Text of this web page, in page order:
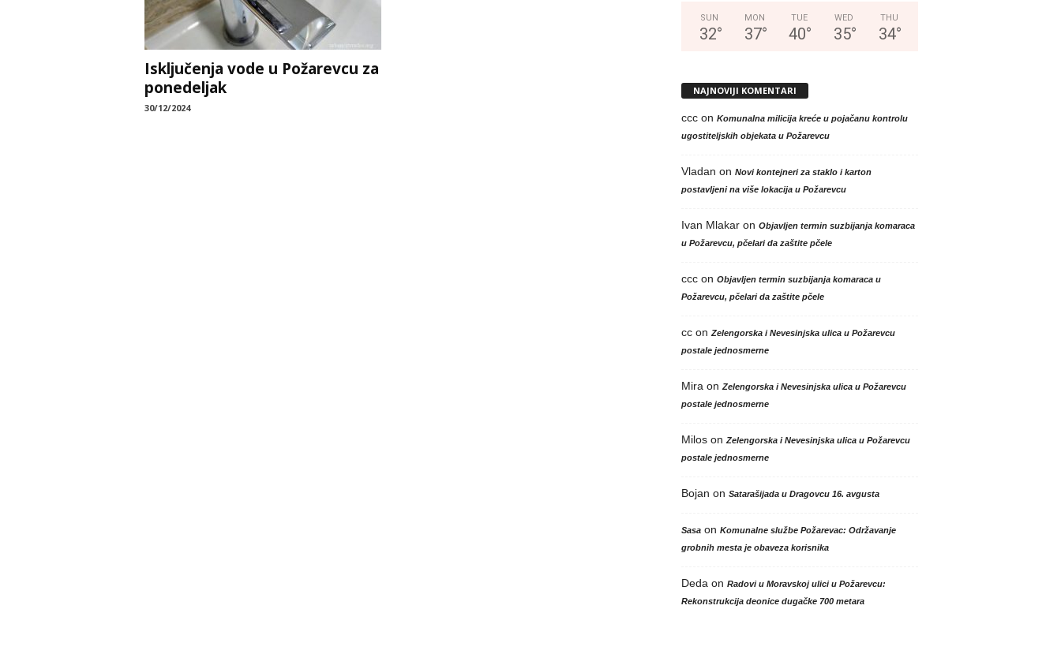
Isključenja vode u Požarevcu za
ponedeljak
30/12/2024
SUN
32°
MON
37°
TUE
40°
WED
35°
THU
34°
NAJNOVIJI KOMENTARI
cccon Komunalna milicija kreće u pojačanu kontrolu
ugostiteljskih objekata u Požarevcu
Vladan on Novi kontejneri za staklo i karton
postavljeni na više lokacija u Požarevcu
Ivan Mlakaron Objavljen termin suzbijanja komaraca
u Požarevcu, pčelari da zaštite pčele
cccon Objavljen termin suzbijanja komaraca u
Požarevcu, pčelari da zaštite pčele
ccon Zelengorska i Nevesinjska ulica u Požarevcu
postale jednosmerne
Mira on Zelengorska i Nevesinjska ulica u Požarevcu
postale jednosmerne
Miloson Zelengorska i Nevesinjska ulica u Požarevcu
postale jednosmerne
Bojan on Satarašijada u Dragovcu 16. avgusta
Sasaon Komunalne službe Požarevac: Održavanje
grobnih mesta je obaveza korisnika
Deda on Radovi u Moravskoj ulici u Požarevcu:
Rekonstrukcija deonice dugačke 700 metara